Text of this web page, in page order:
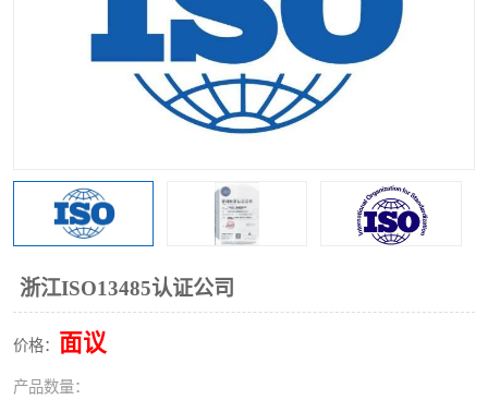
浙江ISO13485认证公司
价格： 面议
产品数量：